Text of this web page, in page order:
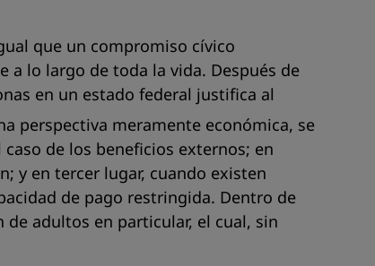
que un compromiso cívico
a lo largo de toda la vida. Después de
en un estado federal justifica al
perspectiva meramente económica, se
de los beneficios externos; en
y en tercer lugar, cuando existen
de pago restringida. Dentro de
adultos en particular, el cual, sin